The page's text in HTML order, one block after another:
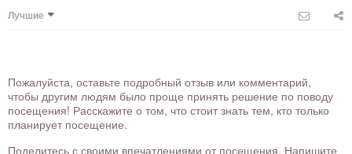
Лучшие
Пожалуйста, оставьте подробный отзыв или комментарий,
чтобы другим людям было проще принять решение по поводу
посещения! Расскажите о том, что стоит знать тем, кто только
планирует посещение.
Поделитесь с своими впечатлениями от посещения. Напишите